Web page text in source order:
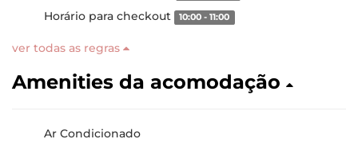
Horário para checkout 10:00 - 11:00
ver todas as regras
Amenities da acomodação
Ar Condicionado